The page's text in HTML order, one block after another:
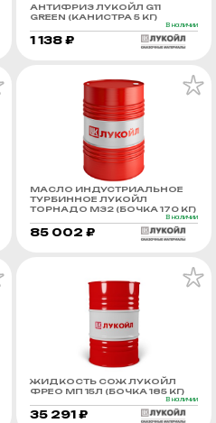
АНТИФРИЗ ЛУКОЙЛ G11
GREEN (КАНИСТРА 5 КГ)
В наличии
1 138 ₽
МАСЛО ИНДУСТРИАЛЬНОЕ
ТУРБИННОЕ ЛУКОЙЛ
ТОРНАДО М32 (БОЧКА 170 КГ)
В наличии
85 002 ₽
ЖИДКОСТЬ СОЖ ЛУКОЙЛ
ФРЕО МП 15Л (БОЧКА 185 КГ)
В наличии
35 291 ₽